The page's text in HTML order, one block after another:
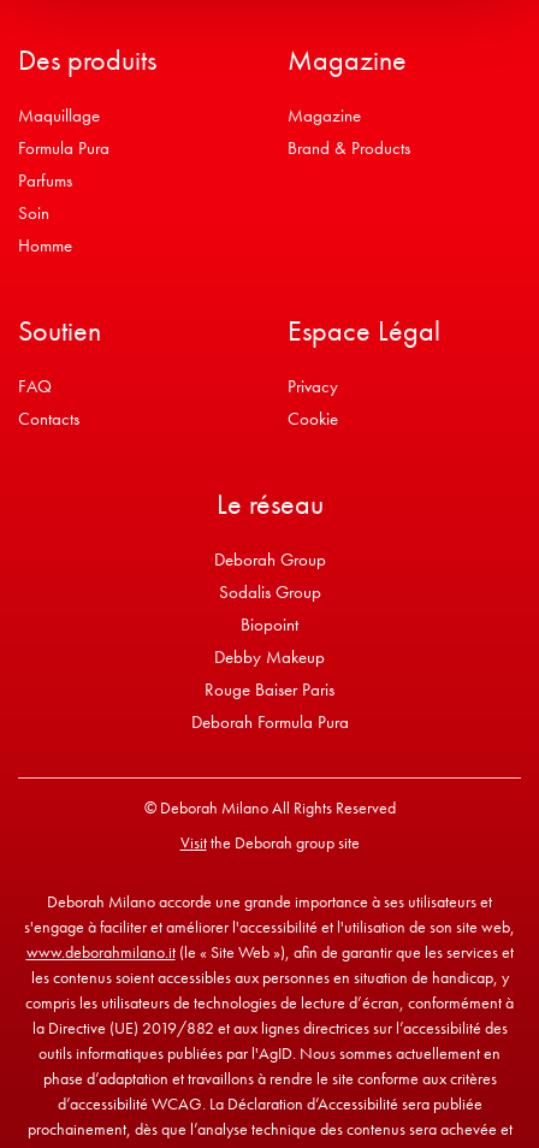
Des produits
Maquillage
Formula Pura
Parfums
Soin
Homme
Magazine
Magazine
Brand & Products
Soutien
FAQ
Contacts
Espace Légal
Privacy
Cookie
Le réseau
Deborah Group
Sodalis Group
Biopoint
Debby Makeup
Rouge Baiser Paris
Deborah Formula Pura
© Deborah Milano All Rights Reserved
Visitthe Deborah group site
Deborah Milano accorde une grande importance à ses utilisateurs et
s'engage à faciliter et améliorer l'accessibilité et l'utilisation de son site web,
www.deborahmilano.it(le « Site Web »), afin de garantir que les services et
les contenus soient accessibles aux personnes en situation de handicap, y
compris les utilisateurs de technologies de lecture d’écran, conformément à
la Directive (UE) 2019/882 et aux lignes directrices sur l’accessibilité des
outils informatiques publiées par l'AgID. Nous sommes actuellement en
phase d’adaptation et travaillons à rendre le site conforme aux critères
d’accessibilité WCAG. La Déclaration d’Accessibilité sera publiée
prochainement, dès que l’analyse technique des contenus sera achevée et